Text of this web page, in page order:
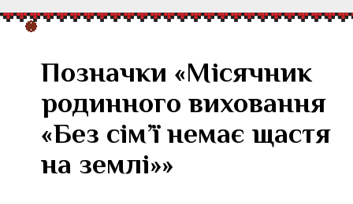
Позначки «Місячник
родинного виховання
«Без сім’ї немає щастя
на землі»»